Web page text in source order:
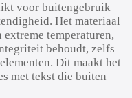
voor buitengebruik
Het materiaal
temperaturen,
behoudt, zelfs
Dit maakt het
met tekst die buiten